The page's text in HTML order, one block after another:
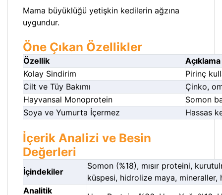
Mama büyüklüğü yetişkin kedilerin ağzına
uygundur.
Öne Çıkan Özellikler
Özellik
Açıklama
Kolay Sindirim
Pirinç
Cilt ve Tüy Bakımı
Çinko,
Hayvansal Monoprotein
Somon
Soya ve Yumurta İçermez
Hassas
İçerik Analizi ve Besin
Değerleri
İçindekiler
Somon (%18), mısır proteini,
küspesi, hidrolize maya, mineraller,
Analitik